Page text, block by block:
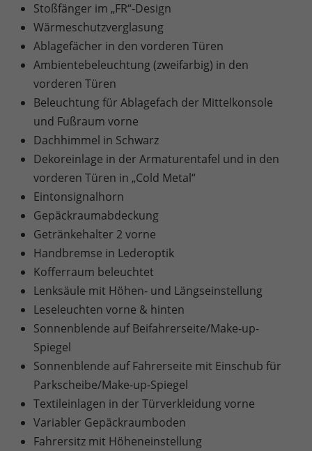
Stoßfänger im „FR“-Design
Wärmeschutzverglasung
Ablagefächer in den vorderen Türen
Ambientebeleuchtung (zweifarbig) in den
vorderen Türen
Beleuchtung für Ablagefach der Mittelkonsole
und Fußraum vorne
Dachhimmel in Schwarz
Dekoreinlage in der Armaturentafel und in den
vorderen Türen in „Cold Metal“
Eintonsignalhorn
Gepäckraumabdeckung
Getränkehalter 2 vorne
Handbremse in Lederoptik
Kofferraum beleuchtet
Lenksäule mit Höhen- und Längseinstellung
Leseleuchten vorne & hinten
Sonnenblende auf Beifahrerseite/Make-up-
Spiegel
Sonnenblende auf Fahrerseite mit Einschub für
Parkscheibe/Make-up-Spiegel
Textileinlagen in der Türverkleidung vorne
Variabler Gepäckraumboden
Fahrersitz mit Höheneinstellung